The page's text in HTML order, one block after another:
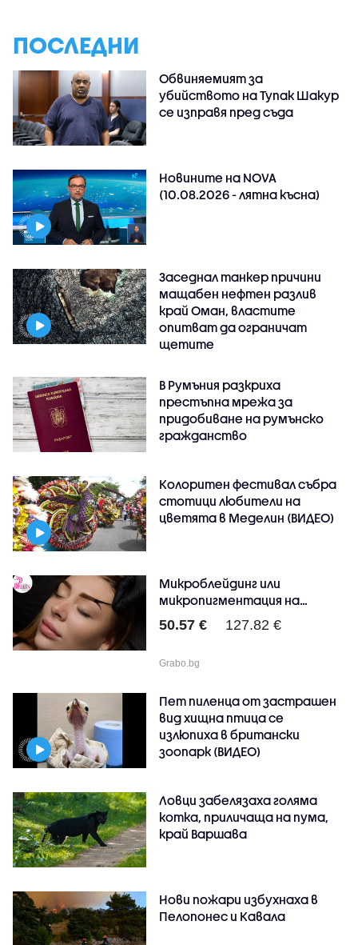
ПОСЛЕДНИ
Обвиняемият за
убийството на Тупак Шакур
се изправя пред съда
Новините на NOVA
(10.08.2026 - лятна късна)
Заседнал танкер причини
мащабен нефтен разлив
край Оман, властите
опитват да ограничат
щетите
В Румъния разкриха
престъпна мрежа за
придобиване на румънско
гражданство
Колоритен фестивал събра
стотици любители на
цветята в Меделин (ВИДЕО)
Микроблейдинг или
микропигментация на
вежди,..
50.57 € 127.82 €
Grabo.bg
Пет пиленца от застрашен
вид хищна птица се
излюпиха в британски
зоопарк (ВИДЕО)
Ловци забелязаха голяма
котка, приличаща на пума,
край Варшава
Нови пожари избухнаха в
Пелопонес и Кавала